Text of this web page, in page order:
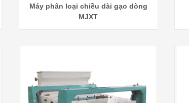
Máy phân loại chiều dài gạo dòng
MJXT